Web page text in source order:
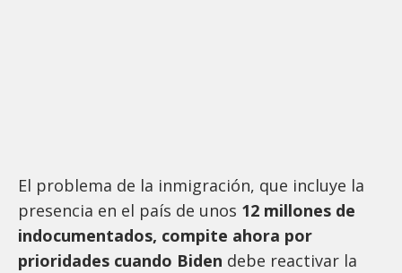
El problema de la inmigración, que incluye la
presencia en el país de unos 12 millones de
indocumentados, compite ahora por
prioridades cuando Biden debe reactivar la